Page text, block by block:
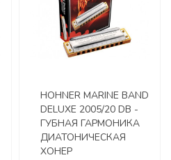
HOHNER MARINE BAND
DELUXE 2005/20 DB -
ГУБНАЯ ГАРМОНИКА
ДИАТОНИЧЕСКАЯ
ХОНЕР